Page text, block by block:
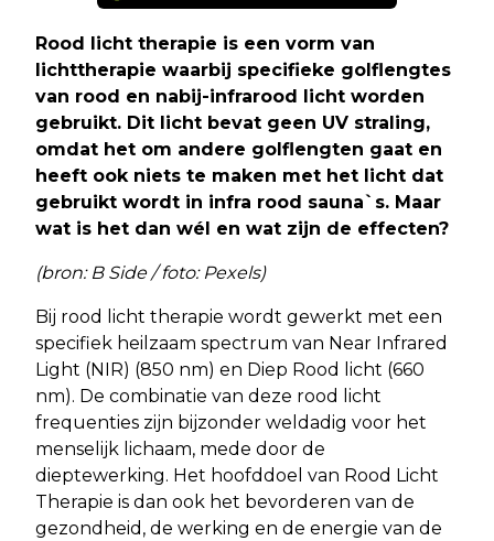
Rood licht therapie is een vorm van
lichttherapie waarbij specifieke golflengtes
van rood en nabij-infrarood licht worden
gebruikt. Dit licht bevat geen UV straling,
omdat het om andere golflengten gaat en
heeft ook niets te maken met het licht dat
gebruikt wordt in infra rood sauna`s. Maar
wat is het dan wél en wat zijn de effecten?
(bron: B Side / foto: Pexels)
Bij rood licht therapie wordt gewerkt met een
specifiek heilzaam spectrum van Near Infrared
Light (NIR) (850 nm) en Diep Rood licht (660
nm). De combinatie van deze rood licht
frequenties zijn bijzonder weldadig voor het
menselijk lichaam, mede door de
dieptewerking. Het hoofddoel van Rood Licht
Therapie is dan ook het bevorderen van de
gezondheid, de werking en de energie van de